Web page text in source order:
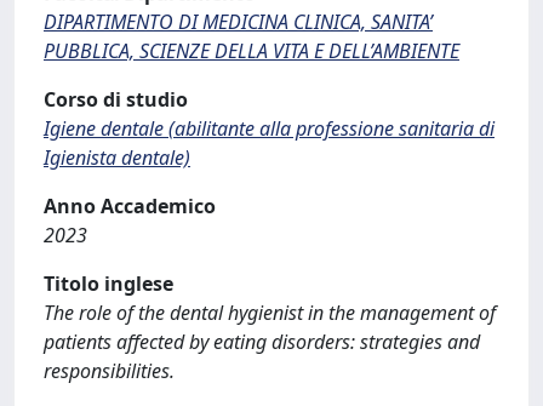
DIPARTIMENTO DI MEDICINA CLINICA, SANITA’
PUBBLICA, SCIENZE DELLA VITA E DELL’AMBIENTE
Corso di studio
Igiene dentale (abilitante alla professione sanitaria di
Igienista dentale)
Anno Accademico
2023
Titolo inglese
The role of the dental hygienist in the management of
patients affected by eating disorders: strategies and
responsibilities.